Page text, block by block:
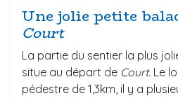
Une jolie petite
Court
La partie du sentier la plus
situe au départ de Court. Le
pédestre de 1,3km, il y a